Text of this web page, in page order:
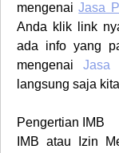
mengenaiJasa
Anda klik link
ada info yang
mengenaiJasa
langsung saja
Pengertian IMB
IMB atau Izin